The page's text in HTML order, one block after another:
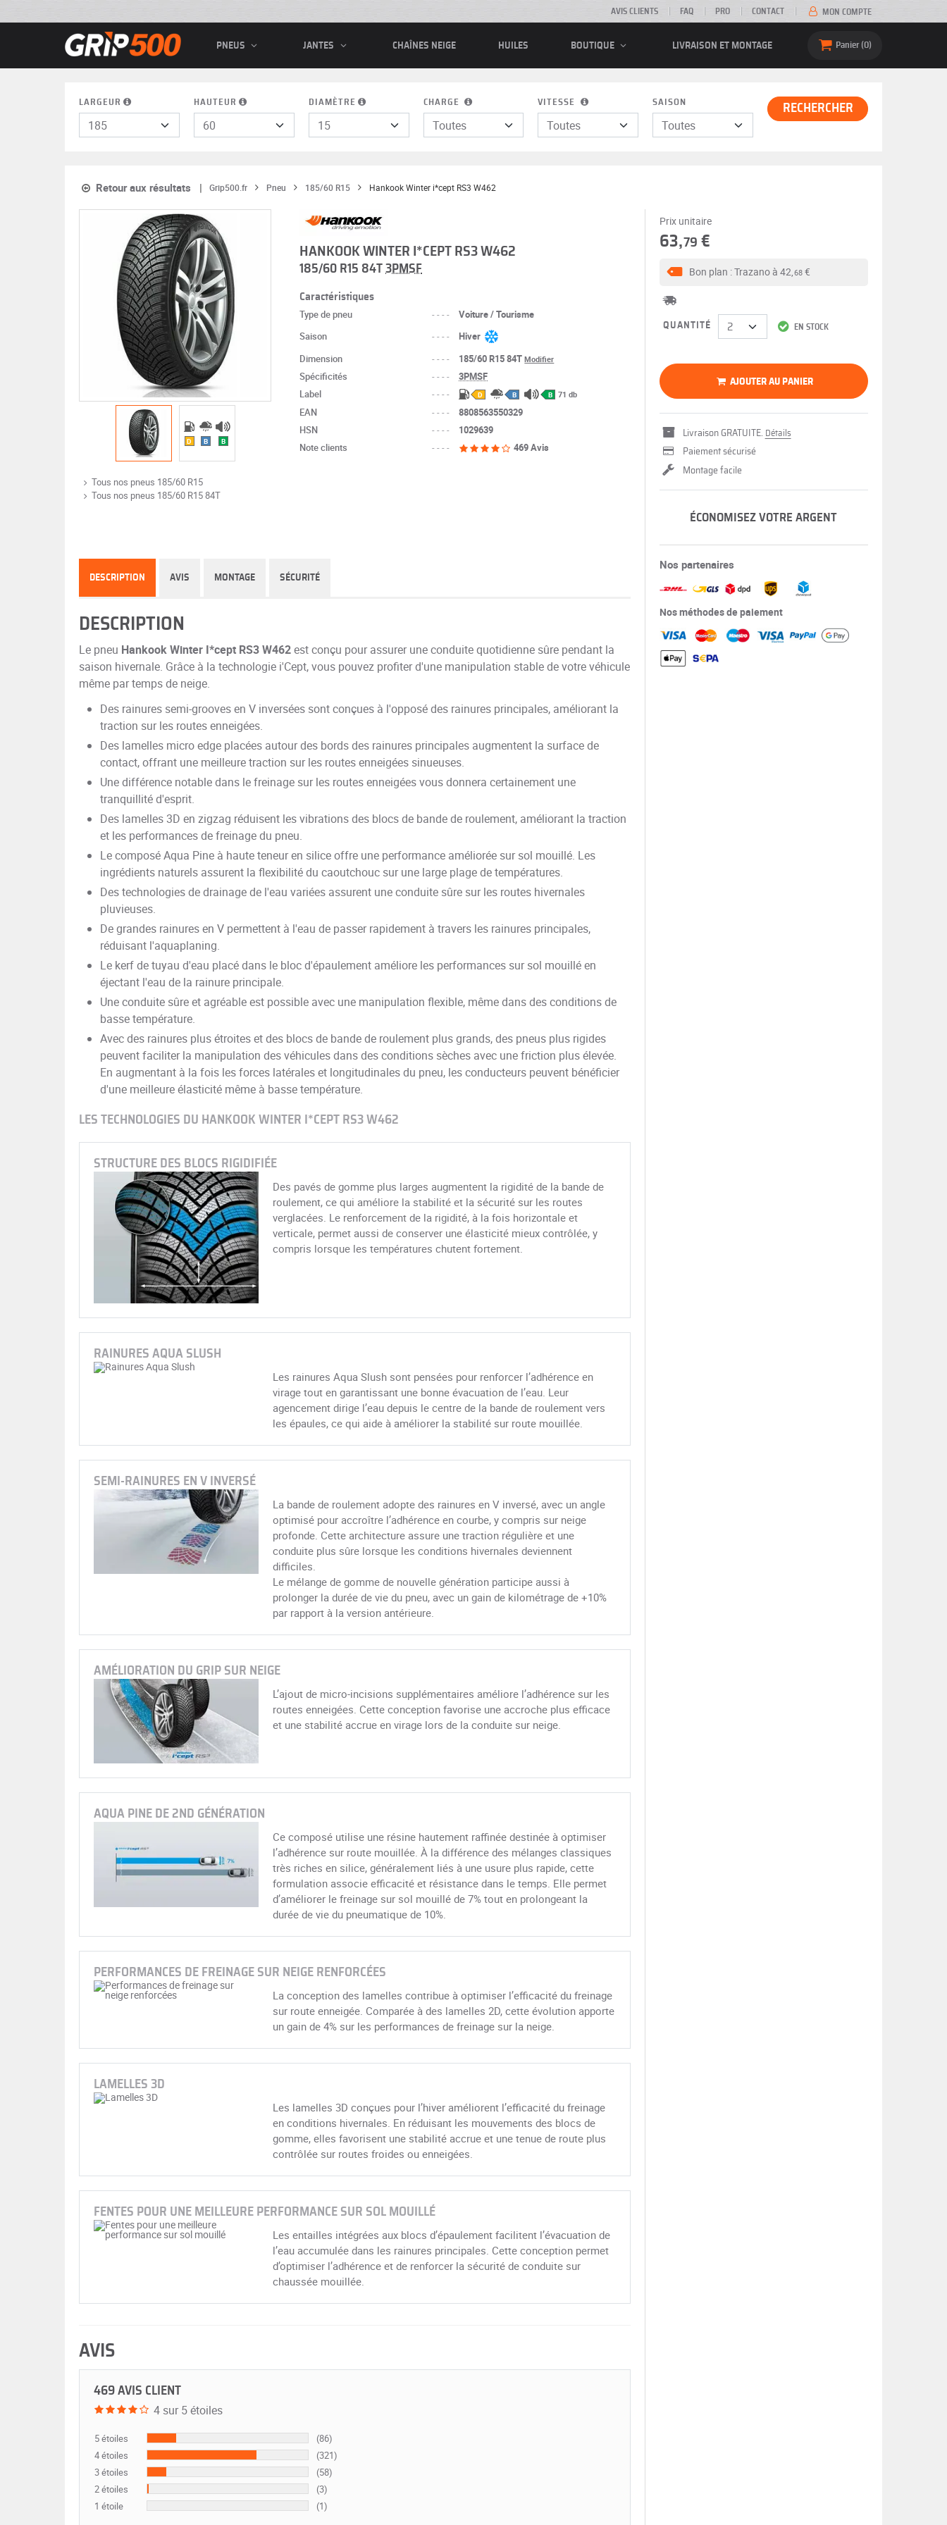
AVIS CLIENTS FAQ PRO CONTACT MON COMPTE
PNEUS JANTES CHAÎNES NEIGE HUILES BOUTIQUE LIVRAISON ET MONTAGE Panier 0
LARGEUR HAUTEUR DIAMÈTRE CHARGE VITESSE SAISON RECHERCHER
Retour aux résultats Grip500.fr Pneu 185/60 R15 Hankook Winter i*cept RS3 W462
D B B
Tous nos pneus 185/60 R15
Tous nos pneus 185/60 R15 84T
HANKOOK WINTER I*CEPT RS3 W462
185/60 R15 84T3PMSF
Caractéristiques
Type de pneu ----
Voiture / Tourisme
Saison
----
Hiver
Dimension
---- 185/60 R15 84TModifier
Spécificités ----
3PMSF
Label
---- D B B 71 db
EAN ----
8808563550329
HSN
----
1029639
Note clients
---- 469 Avis
Prix unitaire
63,79 €
EN STOCK
Bon plan : Trazano à42,68 €
QUANTITÉ
AJOUTER AU PANIER
Livraison GRATUITE. Détails
Paiement sécurisé
Montage facile
ÉCONOMISEZ VOTRE ARGENT
Nos partenaires
Nos méthodes de paiement
DESCRIPTION AVIS MONTAGE SÉCURITÉ
DESCRIPTION
Le pneu Hankook Winter I*cept RS3 W462est conçu pour assurer une conduite quotidienne sûre pendant la
saison hivernale. Grâce à la technologie i'Cept, vous pouvez profiter d'une manipulation stable de votre véhicule
même par temps de neige.
Des rainures semi-grooves en V inversées sont conçues à l'opposé des rainures principales, améliorant la
traction sur les routes enneigées.
Des lamelles micro edge placées autour des bords des rainures principales augmentent la surface de
contact, offrant une meilleure traction sur les routes enneigées sinueuses.
Une différence notable dans le freinage sur les routes enneigées vous donnera certainement une
tranquillité d'esprit.
Des lamelles 3D en zigzag réduisent les vibrations des blocs de bande de roulement, améliorant la traction
et les performances de freinage du pneu.
Le composé Aqua Pine à haute teneur en silice offre une performance améliorée sur sol mouillé. Les
ingrédients naturels assurent la flexibilité du caoutchouc sur une large plage de températures.
Des technologies de drainage de l'eau variées assurent une conduite sûre sur les routes hivernales
pluvieuses.
De grandes rainures en V permettent à l'eau de passer rapidement à travers les rainures principales,
réduisant l'aquaplaning.
Le kerf de tuyau d'eau placé dans le bloc d'épaulement améliore les performances sur sol mouillé en
éjectant l'eau de la rainure principale.
Une conduite sûre et agréable est possible avec une manipulation flexible, même dans des conditions de
basse température.
Avec des rainures plus étroites et des blocs de bande de roulement plus grands, des pneus plus rigides
peuvent faciliter la manipulation des véhicules dans des conditions sèches avec une friction plus élevée.
En augmentant à la fois les forces latérales et longitudinales du pneu, les conducteurs peuvent bénéficier
d'une meilleure élasticité même à basse température.
LES TECHNOLOGIES DU HANKOOK WINTER I*CEPT RS3 W462
STRUCTURE DES BLOCS RIGIDIFIÉE
Des pavés de gomme plus larges augmentent la rigidité de la bande de
roulement, ce qui améliore la stabilité et la sécurité sur les routes
verglacées. Le renforcement de la rigidité, à la fois horizontale et
verticale, permet aussi de conserver une élasticité mieux contrôlée, y
compris lorsque les températures chutent fortement.
RAINURES AQUA SLUSH
Les rainures Aqua Slush sont pensées pour renforcer l’adhérence en
virage tout en garantissant une bonne évacuation de l’eau. Leur
agencement dirige l’eau depuis le centre de la bande de roulement vers
les épaules, ce qui aide à améliorer la stabilité sur route mouillée.
SEMI-RAINURES EN V INVERSÉ
La bande de roulement adopte des rainures en V inversé, avec un angle
optimisé pour accroître l’adhérence en courbe, y compris sur neige
profonde. Cette architecture assure une traction régulière et une
conduite plus sûre lorsque les conditions hivernales deviennent
difficiles.
Le mélange de gomme de nouvelle génération participe aussi à
prolonger la durée de vie du pneu, avec un gain de kilométrage de +10%
par rapport à la version antérieure.
AMÉLIORATION DU GRIP SUR NEIGE
L’ajout de micro-incisions supplémentaires améliore l’adhérence sur les
routes enneigées. Cette conception favorise une accroche plus efficace
et une stabilité accrue en virage lors de la conduite sur neige.
AQUA PINE DE 2ND GÉNÉRATION
Ce composé utilise une résine hautement raffinée destinée à optimiser
l’adhérence sur route mouillée. À la différence des mélanges classiques
très riches en silice, généralement liés à une usure plus rapide, cette
formulation associe efficacité et résistance dans le temps. Elle permet
d’améliorer le freinage sur sol mouillé de 7% tout en prolongeant la
durée de vie du pneumatique de 10%.
PERFORMANCES DE FREINAGE SUR NEIGE RENFORCÉES
La conception des lamelles contribue à optimiser l’efficacité du freinage
sur route enneigée. Comparée à des lamelles 2D, cette évolution apporte
un gain de 4% sur les performances de freinage sur la neige.
LAMELLES 3D
Les lamelles 3D conçues pour l’hiver améliorent l’efficacité du freinage
en conditions hivernales. En réduisant les mouvements des blocs de
gomme, elles favorisent une stabilité accrue et une tenue de route plus
contrôlée sur routes froides ou enneigées.
FENTES POUR UNE MEILLEURE PERFORMANCE SUR SOL MOUILLÉ
Les entailles intégrées aux blocs d’épaulement facilitent l’évacuation de
l’eau accumulée dans les rainures principales. Cette conception permet
d’optimiser l’adhérence et de renforcer la sécurité de conduite sur
chaussée mouillée.
AVIS
469 AVIS CLIENT
4 sur 5 étoiles
5 étoiles
(86)
4 étoiles
(321)
3 étoiles
(58)
2 étoiles
(3)
1 étoile
(1)